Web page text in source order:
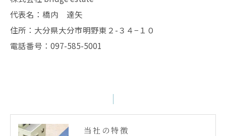
代表名：橋内 達矢
住所：大分県大分市明野東２-３４−１０
電話番号：097-585-5001
当社の特徴